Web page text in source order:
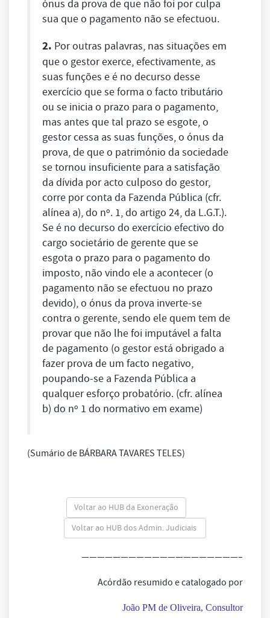
ónus da prova de que não foi por culpa
sua que o pagamento não se efectuou.
2. Por outras palavras, nas situações em
que o gestor exerce, efectivamente, as
suas funções e é no decurso desse
exercício que se forma o facto tributário
ou se inicia o prazo para o pagamento,
mas antes que tal prazo se esgote, o
gestor cessa as suas funções, o ónus da
prova, de que o património da sociedade
se tornou insuficiente para a satisfação
da dívida por acto culposo do gestor,
corre por conta da Fazenda Pública (cfr.
alínea a), do nº. 1, do artigo 24, da L.G.T.).
Se é no decurso do exercício efectivo do
cargo societário de gerente que se
esgota o prazo para o pagamento do
imposto, não vindo ele a acontecer (o
pagamento não se efectuou no prazo
devido), o ónus da prova inverte-se
contra o gerente, sendo ele quem tem de
provar que não lhe foi imputável a falta
de pagamento (o gestor está obrigado a
fazer prova de um facto negativo,
poupando-se a Fazenda Pública a
qualquer esforço probatório. (cfr. alínea
b) do nº 1 do normativo em exame)
(Sumário de BÁRBARA TAVARES TELES)
Voltar ao HUB da Exoneração
Voltar ao HUB dos Admin. Judiciais
————————————————————–
Acórdão resumido e catalogado por
João PM de Oliveira, Consultor